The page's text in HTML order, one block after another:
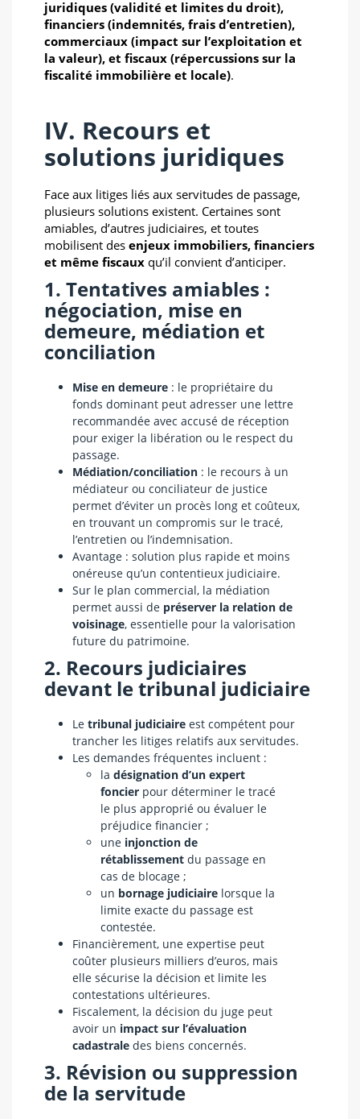
juridiques (validité et limites du droit),
financiers (indemnités, frais d’entretien),
commerciaux (impact sur l’exploitation et
la valeur), et fiscaux (répercussions sur la
fiscalité immobilière et locale).
IV. Recours et
solutions juridiques
Face aux litiges liés aux servitudes de passage,
plusieurs solutions existent. Certaines sont
amiables, d’autres judiciaires, et toutes
mobilisent des enjeux immobiliers, financiers
et même fiscaux qu’il convient d’anticiper.
1. Tentatives amiables :
négociation, mise en
demeure, médiation et
conciliation
Mise en demeure : le propriétaire du
fonds dominant peut adresser une lettre
recommandée avec accusé de réception
pour exiger la libération ou le respect du
passage.
Médiation/conciliation : le recours à un
médiateur ou conciliateur de justice
permet d’éviter un procès long et coûteux,
en trouvant un compromis sur le tracé,
l’entretien ou l’indemnisation.
Avantage : solution plus rapide et moins
onéreuse qu’un contentieux judiciaire.
Sur le plan commercial, la médiation
permet aussi de préserver la relation de
voisinage, essentielle pour la valorisation
future du patrimoine.
2. Recours judiciaires
devant le tribunal judiciaire
Le tribunal judiciaire est compétent pour
trancher les litiges relatifs aux servitudes.
Les demandes fréquentes incluent :
la désignation d’un expert
foncier pour déterminer le tracé
le plus approprié ou évaluer le
préjudice financier ;
une injonction de
rétablissement du passage en
cas de blocage ;
un bornage judiciaire lorsque la
limite exacte du passage est
contestée.
Financièrement, une expertise peut
coûter plusieurs milliers d’euros, mais
elle sécurise la décision et limite les
contestations ultérieures.
Fiscalement, la décision du juge peut
avoir un impact sur l’évaluation
cadastrale des biens concernés.
3. Révision ou suppression
de la servitude